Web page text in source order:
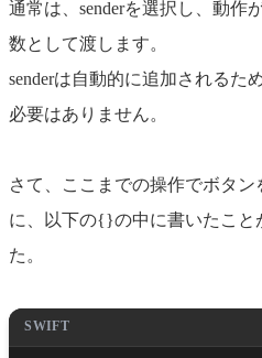
通常は、senderを選択し、動作
数として渡します。
senderは自動的に追加されるた
必要はありません。
さて、ここまでの操作でボタ
に、以下の{}の中に書いたこと
た。
SWIFT